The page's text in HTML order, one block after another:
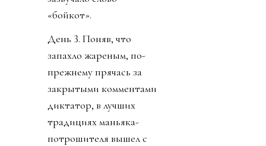
«бойкот».
День 3. Поняв, что
запахло жареным, по-
прежнему прячась за
закрытыми комментами
диктатор, в лучших
традициях маньяка-
потрошителя вышел с